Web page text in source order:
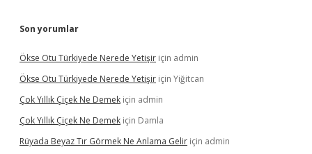
Son yorumlar
Ökse Otu Türkiyede Nerede Yetişir için admin
Ökse Otu Türkiyede Nerede Yetişir için Yiğitcan
Çok Yıllık Çiçek Ne Demek için admin
Çok Yıllık Çiçek Ne Demek için Damla
Rüyada Beyaz Tır Görmek Ne Anlama Gelir için admin